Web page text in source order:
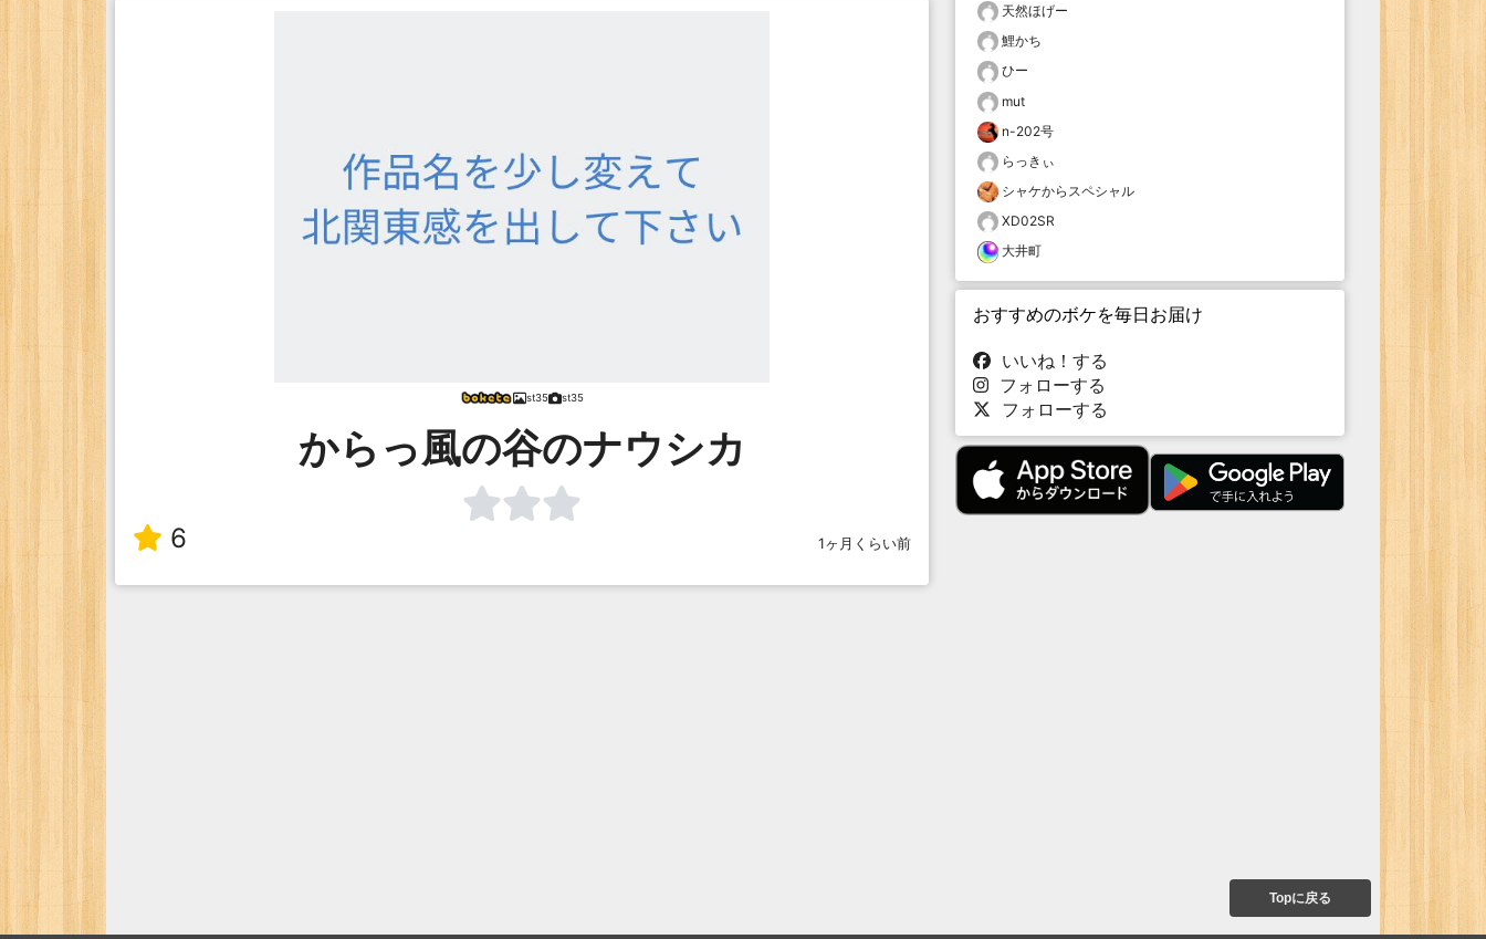
st35 st35
からっ風の谷のナウシカ
6 1ヶ月くらい前
天然ほげー
鯉かち
ひー
mut
n-202号
らっきぃ
シャケからスペシャル
XD02SR
大井町
おすすめのボケを毎日お届け
いいね！する
フォローする
フォローする
Topに戻る